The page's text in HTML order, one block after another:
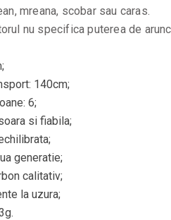
mreana, scobar sau caras.
nu specifica puterea de
140cm;
6;
si fiabila;
generatie;
calitativ;
la uzura;